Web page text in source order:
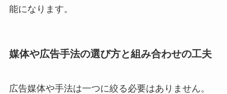
能になります。
媒体や広告手法の選び方と組み合わせの工夫
広告媒体や手法は一つに絞る必要はありません。